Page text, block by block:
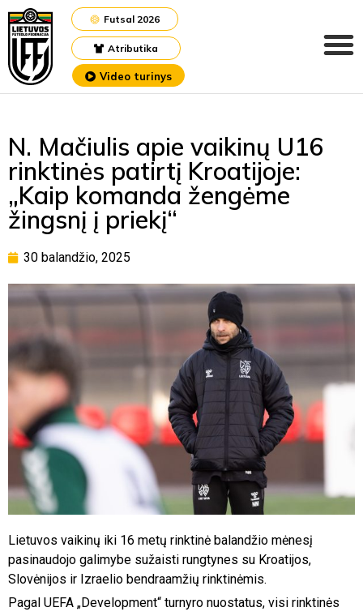
Atributika
Futsal 2026
Video turinys
N. Mačiulis apie vaikinų U16
rinktinės patirtį Kroatijoje:
„Kaip komanda žengėme
žingsnį į priekį“
30 balandžio, 2025
Lietuvos vaikinų iki 16 metų rinktinė balandžio mėnesį
pasinaudojo galimybe sužaisti rungtynes su Kroatijos,
Slovėnijos ir Izraelio bendraamžių rinktinėmis.
Pagal UEFA „Development“ turnyro nuostatus, visi rinktinės